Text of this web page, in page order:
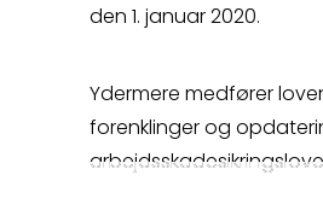
Kontakt
Kontakt
den 1. januar 2020.
Ydermere medfører
forenklinger og